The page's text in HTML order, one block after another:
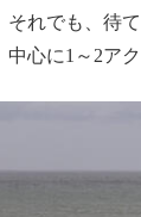
それでも、待
中心に1～2アク